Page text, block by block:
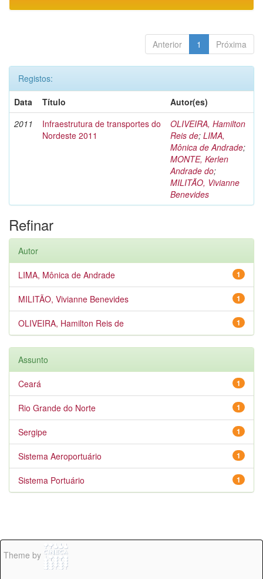
Anterior 1 Próxima
Registos:
Data
Título
Autor(es)
2011
Infraestrutura de transportes do
Nordeste 2011
OLIVEIRA, Hamilton
Reis de; LIMA,
Mônica de Andrade;
MONTE, Kerlen
Andrade do;
MILITÃO, Vivianne
Benevides
Refinar
Autor
1
LIMA, Mônica de Andrade
1
MILITÃO, Vivianne Benevides
1
OLIVEIRA, Hamilton Reis de
Assunto
1
Ceará
1
Rio Grande do Norte
1
Sergipe
1
Sistema Aeroportuário
1
Sistema Portuário
Theme by